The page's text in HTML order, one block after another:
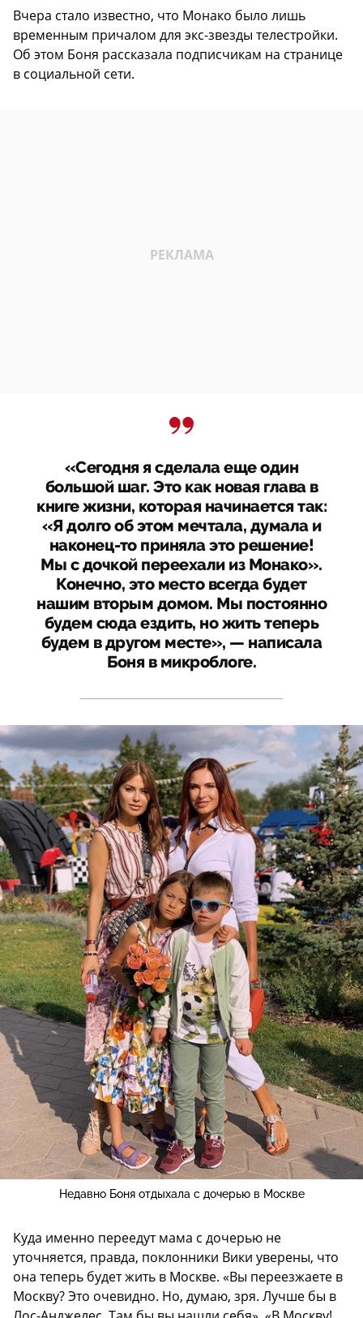
Вчера стало известно, что Монако было лишь
временным причалом для экс-звезды телестройки.
Об этом Боня рассказала подписчикам на странице
в социальной сети.
«Сегодня я сделала еще один
большой шаг. Это как новая глава в
книге жизни, которая начинается так:
«Я долго об этом мечтала, думала и
наконец-то приняла это решение!
Мы с дочкой переехали из Монако».
Конечно, это место всегда будет
нашим вторым домом. Мы постоянно
будем сюда ездить, но жить теперь
будем в другом месте», — написала
Боня в микроблоге.
Недавно Боня отдыхала с дочерью в Москве
Куда именно переедут мама с дочерью не
уточняется, правда, поклонники Вики уверены, что
она теперь будет жить в Москве. «Вы переезжаете в
Москву? Это очевидно. Но, думаю, зря. Лучше бы в